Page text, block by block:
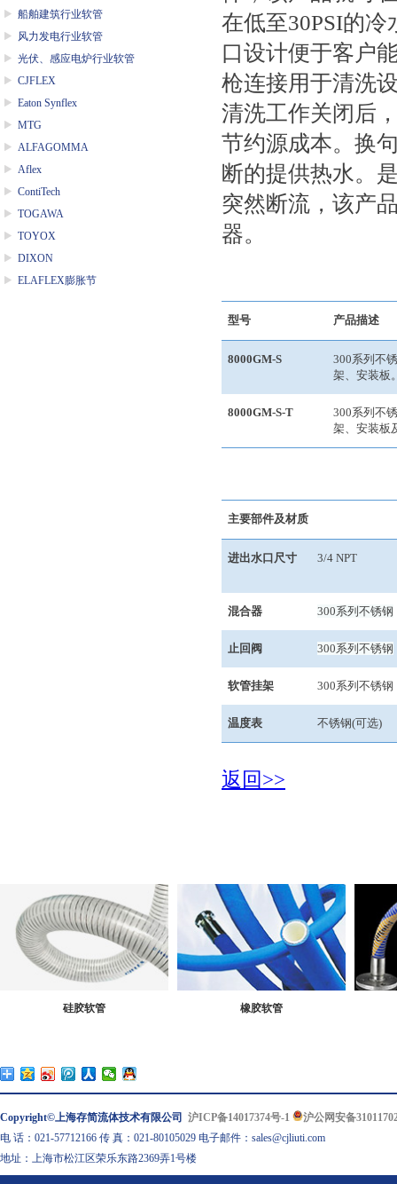
船舶建筑行业软管
风力发电行业软管
光伏、感应电炉行业软管
CJFLEX
Eaton Synflex
MTG
ALFAGOMMA
Aflex
ContiTech
TOGAWA
TOYOX
DIXON
ELAFLEX膨胀节
在低至30PSI的冷
口设计便于客户
枪连接用于清洗
清洗工作关闭后
节约源成本。换
断的提供热水。
突然断流，该产
器。
型号 产品描述
8000GM-S 300系列不
架、安装板
8000GM-S-T 300系列不
架、安装板
主要部件及材质
进出水口尺寸 3/4 NPT
混合器 300系列不锈钢
止回阀 300系列不锈钢
软管挂架 300系列不锈钢
温度表 不锈钢(可选)
返回>>
硅胶软管 橡胶软管
Copyright©上海存简流体技术有限公司 沪ICP备14017374号-1
沪公网安备
电 话：021-57712166 传 真：021-80105029 电子邮件：sales@cjliuti.com
地址：上海市松江区荣乐东路2369弄1号楼